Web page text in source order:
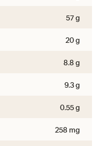
57 g
20 g
8.8 g
9.3 g
0.55 g
258 mg